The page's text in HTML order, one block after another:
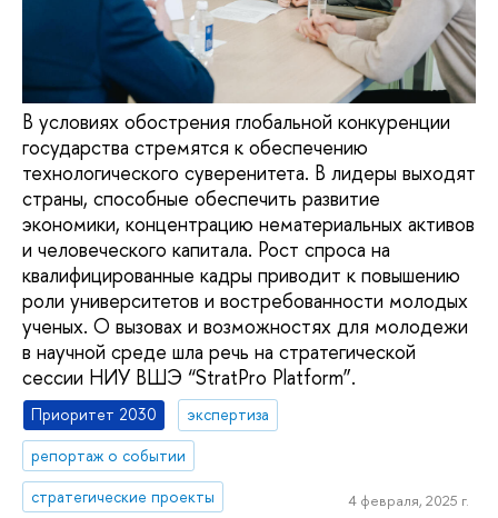
В условиях обострения глобальной конкуренции
государства стремятся к обеспечению
технологического суверенитета. В лидеры выходят
страны, способные обеспечить развитие
экономики, концентрацию нематериальных активов
и человеческого капитала. Рост спроса на
квалифицированные кадры приводит к повышению
роли университетов и востребованности молодых
ученых. О вызовах и возможностях для молодежи
в научной среде шла речь на стратегической
сессии НИУ ВШЭ “StratPro Platform”.
Приоритет 2030
экспертиза
репортаж о событии
стратегические проекты
4 февраля, 2025 г.